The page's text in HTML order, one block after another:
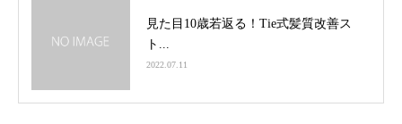
見た目10歳若返る！Tie式髪質改善ス
ト...
2022.07.11